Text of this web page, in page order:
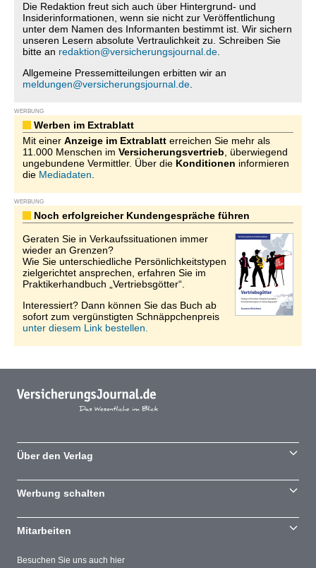
Die Redaktion freut sich auch über Hintergrund- und
Insiderinformationen, wenn sie nicht zur Veröffentlichung
unter dem Namen des Informanten bestimmt ist. Wir sichern
unseren Lesern absolute Vertraulichkeit zu. Schreiben Sie
bitte an redaktion@versicherungsjournal.de
Allgemeine Pressemitteilungen erbitten wir an
meldungen@versicherungsjournal.de
WERBUNG
Werben im Extrablatt
Mit einer Anzeige im Extrablatt erreichen Sie mehr als
11.000 Menschen im Versicherungsvertrieb , überwiegend
ungebundene Vermittler. Über die Konditionen informieren
die Mediadaten
WERBUNG
Noch erfolgreicher Kundengespräche führen
Geraten Sie in Verkaufssituationen immer
wieder an Grenzen?
Wie Sie unterschiedliche Persönlichkeitstypen
zielgerichtet ansprechen, erfahren Sie im
Praktikerhandbuch „Vertriebsgötter“.
Interessiert? Dann können Sie das Buch ab
sofort zum vergünstigten Schnäppchenpreis
unter diesem Link bestellen.
Besuchen Sie uns auch hier
Über den Verlag
Werbung schalten
Mitarbeiten